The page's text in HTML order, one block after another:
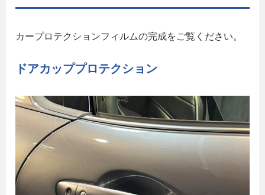
カープロテクションフィルムの完成をご覧ください。
ドアカッププロテクション